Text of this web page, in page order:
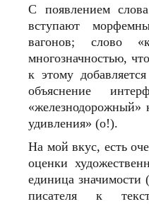
С появлением
вступают
вагонов; слово
многозначностью,
к этому
объяснение
«железнодорожный»
удивления» (о!).
На мой вкус, есть
оценки
единица значимости
писателя к